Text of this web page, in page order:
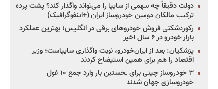
دولت دقیقاً چه سهمی از سایپا را می‌تواند واگذار کند؟ پشت پرده
ترکیب مالکان دومین خودروساز ایران (+اینفوگرافیک)
رکوردشکنی فروش خودروهای برقی در انگلیس؛ بهترین عملکرد
بازار خودرو در ۶ سال اخیر
پزشکیان: بعد از ایران‌خودرو، نوبت واگذاری سایپاست؛ وزیر
اقتصاد را هم برای همین استیضاح کردند
۳ خودروساز چینی برای نخستین بار وارد جمع ۱۰ غول
خودروسازی جهان شدند